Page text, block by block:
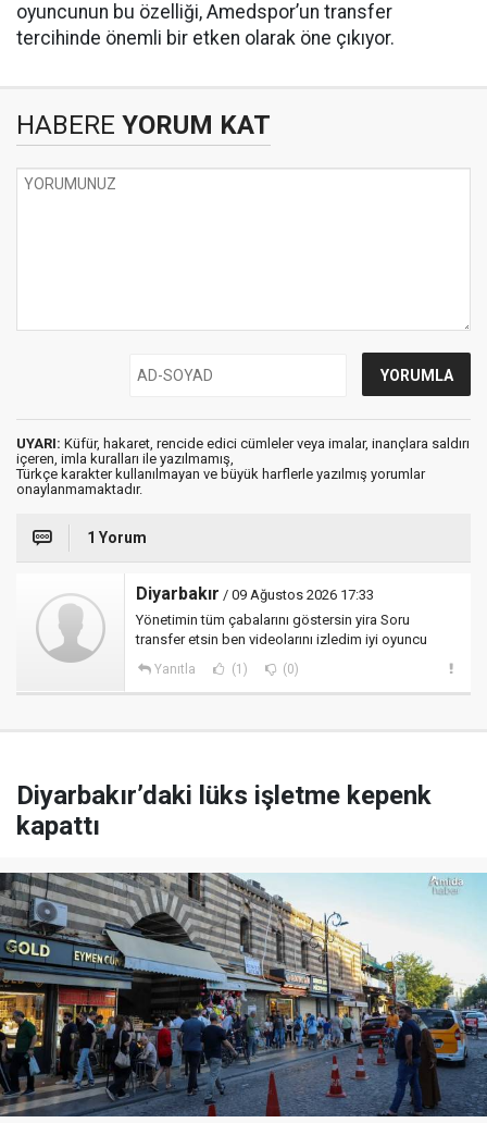
oyuncunun bu özelliği, Amedspor’un transfer
tercihinde önemli bir etken olarak öne çıkıyor.
HABERE YORUM KAT
UYARI: Küfür, hakaret, rencide edici cümleler veya imalar, inançlara saldırı
içeren, imla kuralları ile yazılmamış,
Türkçe karakter kullanılmayan ve büyük harflerle yazılmış yorumlar
onaylanmamaktadır.
1 Yorum
Diyarbakır / 09 Ağustos 2026 17:33
Yönetimin tüm çabalarını göstersin yira Soru
transfer etsin ben videolarını izledim iyi oyuncu
Yanıtla (1) (0)
Diyarbakır’daki lüks işletme kepenk
kapattı